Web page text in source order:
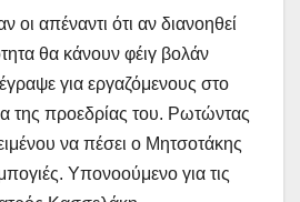
οι απέναντι ότι αν διανοηθεί
θα κάνουν φέιγ βολάν
για εργαζόμενους στο
της προεδρίας του. Ρωτώντας
να πέσει ο Μητσοτάκης
Υπονοούμενο για τις